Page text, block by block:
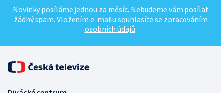
Novinky posíláme jednou za měsíc. Nebudeme vám posílat
žádný spam. Vložením e-mailu souhlasíte se zpracováním
osobních údajů.